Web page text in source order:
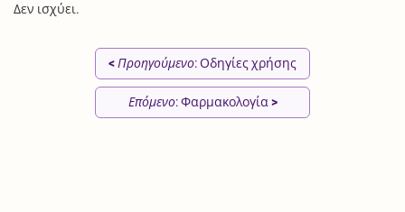
Δεν ισχύει.
< Προηγούμενο: Οδηγίες χρήσης
Επόμενο: Φαρμακολογία >